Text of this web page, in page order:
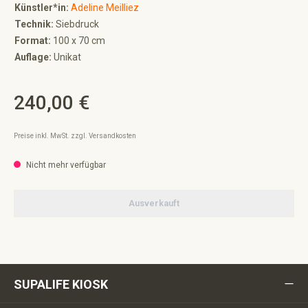
Künstler*in: Adeline Meilliez
Technik: Siebdruck
Format: 100 x 70 cm
Auflage: Unikat
Regulärer Preis:
240,00 €
Preise inkl. MwSt. zzgl. Versandkosten
Nicht mehr verfügbar
Ausverkauft
SUPALIFE KIOSK